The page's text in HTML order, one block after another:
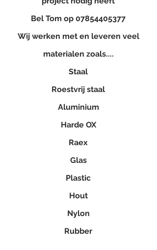
Bel Tom op 07854405377
Wij werken met en leveren veel
materialen zoals....
Staal
Roestvrij staal
Aluminium
Harde OX
Raex
Glas
Plastic
Hout
Nylon
Rubber